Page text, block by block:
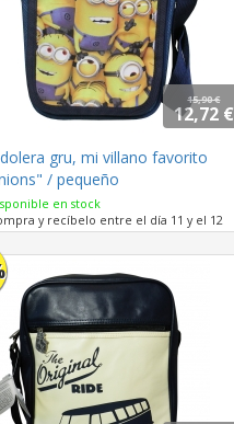
15,90 €
12,72 €
gru, mi villano favorito
/ pequeño
en stock
y recíbelo entre el día 11 y el 12